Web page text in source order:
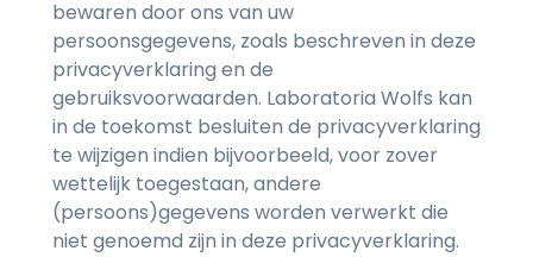
bewaren door ons van uw
persoonsgegevens, zoals beschreven in deze
privacyverklaring en de
gebruiksvoorwaarden. Laboratoria Wolfs kan
in de toekomst besluiten de privacyverklaring
te wijzigen indien bijvoorbeeld, voor zover
wettelijk toegestaan, andere
(persoons)gegevens worden verwerkt die
niet genoemd zijn in deze privacyverklaring.